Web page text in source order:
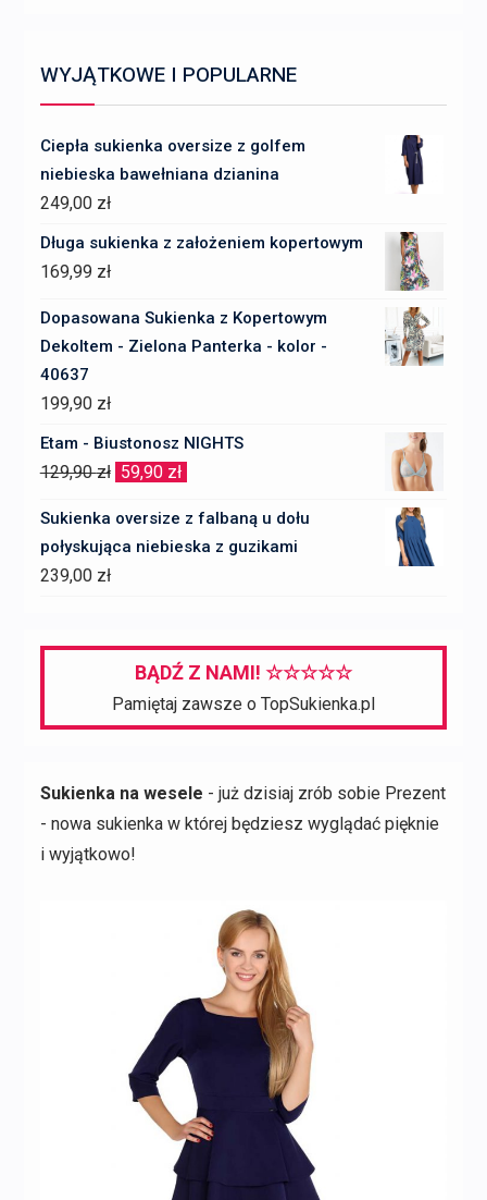
WYJĄTKOWE I POPULARNE
Ciepła sukienka oversize z golfem
niebieska bawełniana dzianina
249,00 zł
Długa sukienka z założeniem kopertowym
169,99 zł
Dopasowana Sukienka z Kopertowym
Dekoltem - Zielona Panterka - kolor -
40637
199,90 zł
Etam - Biustonosz NIGHTS
129,90zł Pierwotna
59,90 zł
59,90 zł.
Sukienka oversize z falbaną u dołu
połyskująca niebieska z guzikami
239,00 zł
BĄDŹ Z NAMI! ☆☆☆☆☆
Pamiętaj zawsze o TopSukienka.pl
Sukienka na wesele - już dzisiaj zrób sobie Prezent
- nowa sukienka w której będziesz wyglądać pięknie
i wyjątkowo!